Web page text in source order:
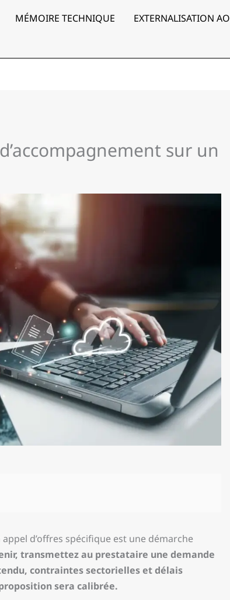
MÉMOIRE TECHNIQUE EXTERNALISATION AO
sur un
d’offres spécifique est une démarche
transmettez au prestataire une demande
contraintes sectorielles et délais
sera calibrée.